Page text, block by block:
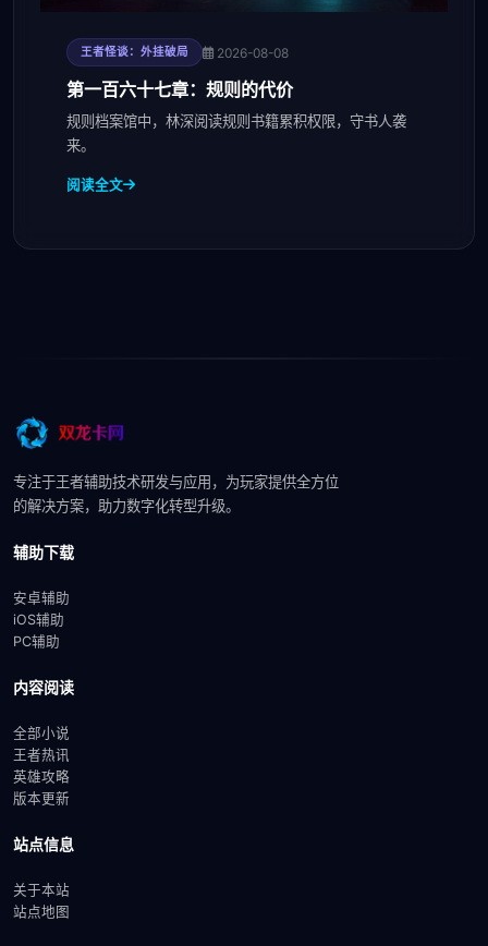
王者怪谈：外挂破局 2026-08-08
第一百六十七章：规则的代价
规则档案馆中，林深阅读规则书籍累积权限，守书人袭
来。
阅读全文
专注于王者辅助技术研发与应用，为玩家提供全方位
的解决方案，助力数字化转型升级。
辅助下载
安卓辅助
iOS辅助
PC辅助
内容阅读
全部小说
王者热讯
英雄攻略
版本更新
站点信息
关于本站
站点地图